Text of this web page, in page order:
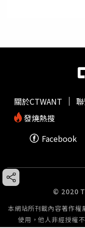
關於CTWANT
發燒熱搜
Facebook
© 2020
本網站所刊載內容著作
使用，他人非經授權